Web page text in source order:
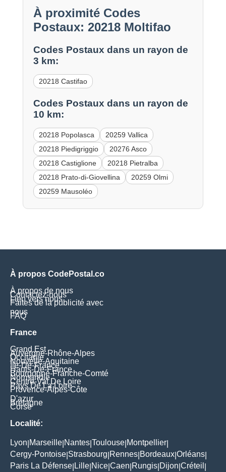
À proximité Codes
Postaux: 20218 Moltifao
Codes Postaux dans un rayon de
3 km:
20218 Castifao
Codes Postaux dans un rayon de
10 km:
20218 Popolasca
20259 Vallica
20218 Piedigriggio
20276 Asco
20218 Castiglione
20218 Pietralba
20218 Prato-di-Giovellina
20259 Olmi
20259 Mausoléo
À propos CodePostal.co
À propos de nous
Contactez-nous
Lien vers nous
Faites de la publicité avec
nous
FAQ
France
Grand Est
Auvergne-Rhône-Alpes
Occitanie
Nouvelle-Aquitaine
Île-De-France
Hauts-De-France
Bourgogne-Franche-Comté
Normandie
Centre-Val De Loire
Pays De La Loire
Provence-Alpes-Côte
D'azur
Bretagne
Corse
Localité:
Lyon Marseille Nantes Toulouse Montpellier
Cergy-Pontoise Strasbourg Rennes Bordeaux Orléans
Paris La Défense Lille Nice Caen Rungis Dijon Créteil